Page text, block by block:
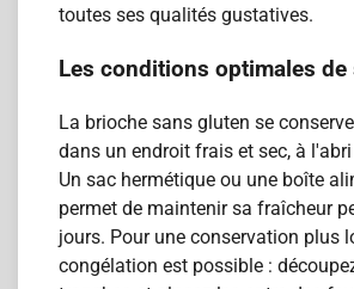
toutes ses qualités gustatives.
Les conditions optimales
La brioche sans gluten se
dans un endroit frais et sec, à
Un sac hermétique ou une boîte
permet de maintenir sa fraîcheur
jours. Pour une conservation plus
congélation est possible :